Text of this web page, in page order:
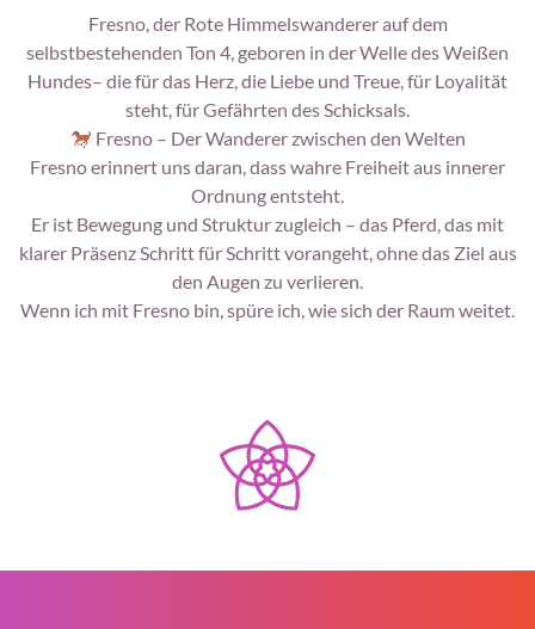
Fresno, der Rote Himmelswanderer auf dem
selbstbestehenden Ton 4, geboren in der Welle des Weißen
Hundes– die für das Herz, die Liebe und Treue, für Loyalität
steht, für Gefährten des Schicksals.
Fresno – Der Wanderer zwischen den Welten
Fresno erinnert uns daran, dass wahre Freiheit aus innerer
Ordnung entsteht.
Er ist Bewegung und Struktur zugleich – das Pferd, das mit
klarer Präsenz Schritt für Schritt vorangeht, ohne das Ziel aus
den Augen zu verlieren.
Wenn ich mit Fresno bin, spüre ich, wie sich der Raum weitet.